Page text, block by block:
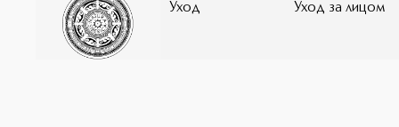
Уход Уход за лицом